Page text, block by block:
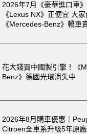
2026年7月《豪華進口車》
《Lexus NX》正便宜 大家
《Mercedes-Benz》轎車
花大錢買中國製引擎！《
Benz》德國光環消失中
2026年8月購車優惠｜
Citroen全車系升級5年原